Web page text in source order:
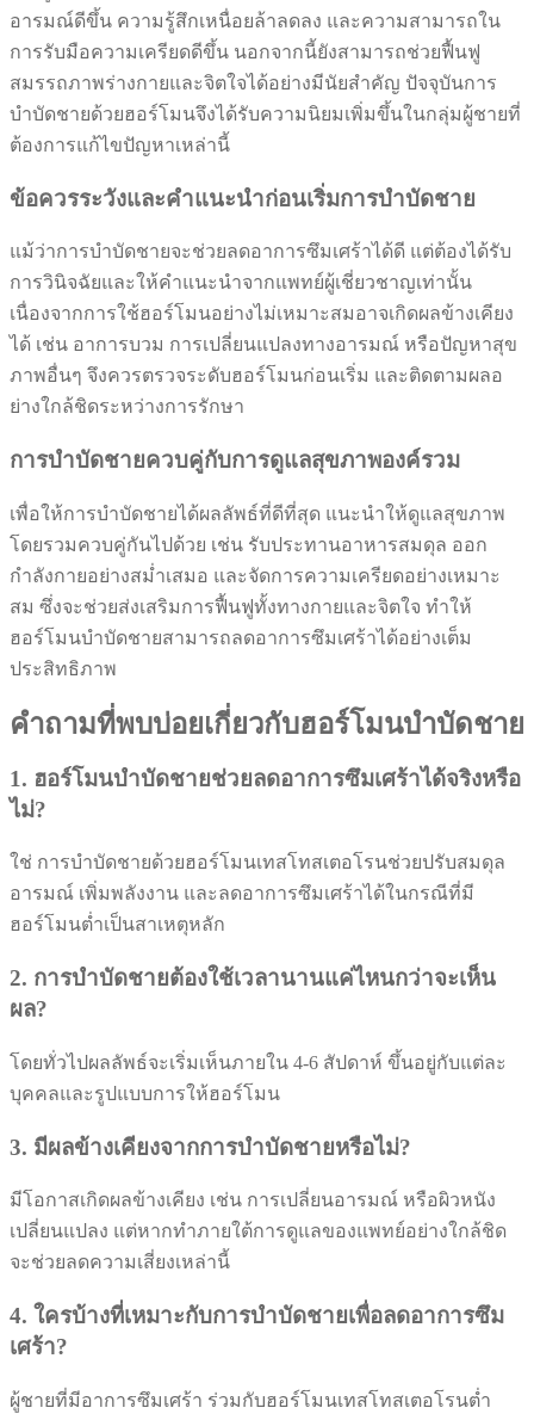
อารมณ์ดีขึ้น ความรู้สึกเหนื่อยล้าลดลง และความสามารถใน
การรับมือความเครียดดีขึ้น นอกจากนี้ยังสามารถช่วยฟื้นฟู
สมรรถภาพร่างกายและจิตใจได้อย่างมีนัยสำคัญ ปัจจุบันการ
บำบัดชายด้วยฮอร์โมนจึงได้รับความนิยมเพิ่มขึ้นในกลุ่มผู้ชายที่
ต้องการแก้ไขปัญหาเหล่านี้
ข้อควรระวังและคำแนะนำก่อนเริ่มการบำบัดชาย
แม้ว่าการบำบัดชายจะช่วยลดอาการซึมเศร้าได้ดี แต่ต้องได้รับ
การวินิจฉัยและให้คำแนะนำจากแพทย์ผู้เชี่ยวชาญเท่านั้น
เนื่องจากการใช้ฮอร์โมนอย่างไม่เหมาะสมอาจเกิดผลข้างเคียง
ได้ เช่น อาการบวม การเปลี่ยนแปลงทางอารมณ์ หรือปัญหาสุข
ภาพอื่นๆ จึงควรตรวจระดับฮอร์โมนก่อนเริ่ม และติดตามผลอ
ย่างใกล้ชิดระหว่างการรักษา
การบำบัดชายควบคู่กับการดูแลสุขภาพองค์รวม
เพื่อให้การบำบัดชายได้ผลลัพธ์ที่ดีที่สุด แนะนำให้ดูแลสุขภาพ
โดยรวมควบคู่กันไปด้วย เช่น รับประทานอาหารสมดุล ออก
กำลังกายอย่างสม่ำเสมอ และจัดการความเครียดอย่างเหมาะ
สม ซึ่งจะช่วยส่งเสริมการฟื้นฟูทั้งทางกายและจิตใจ ทำให้
ฮอร์โมนบำบัดชายสามารถลดอาการซึมเศร้าได้อย่างเต็ม
ประสิทธิภาพ
คำถามที่พบบ่อยเกี่ยวกับฮอร์โมนบำบัดชาย
1. ฮอร์โมนบำบัดชายช่วยลดอาการซึมเศร้าได้จริงหรือ
ไม่?
ใช่ การบำบัดชายด้วยฮอร์โมนเทสโทสเตอโรนช่วยปรับสมดุล
อารมณ์ เพิ่มพลังงาน และลดอาการซึมเศร้าได้ในกรณีที่มี
ฮอร์โมนต่ำเป็นสาเหตุหลัก
2. การบำบัดชายต้องใช้เวลานานแค่ไหนกว่าจะเห็น
ผล?
โดยทั่วไปผลลัพธ์จะเริ่มเห็นภายใน 4-6 สัปดาห์ ขึ้นอยู่กับแต่ละ
บุคคลและรูปแบบการให้ฮอร์โมน
3. มีผลข้างเคียงจากการบำบัดชายหรือไม่?
มีโอกาสเกิดผลข้างเคียง เช่น การเปลี่ยนอารมณ์ หรือผิวหนัง
เปลี่ยนแปลง แต่หากทำภายใต้การดูแลของแพทย์อย่างใกล้ชิด
จะช่วยลดความเสี่ยงเหล่านี้
4. ใครบ้างที่เหมาะกับการบำบัดชายเพื่อลดอาการซึม
เศร้า?
ผู้ชายที่มีอาการซึมเศร้า ร่วมกับฮอร์โมนเทสโทสเตอโรนต่ำ